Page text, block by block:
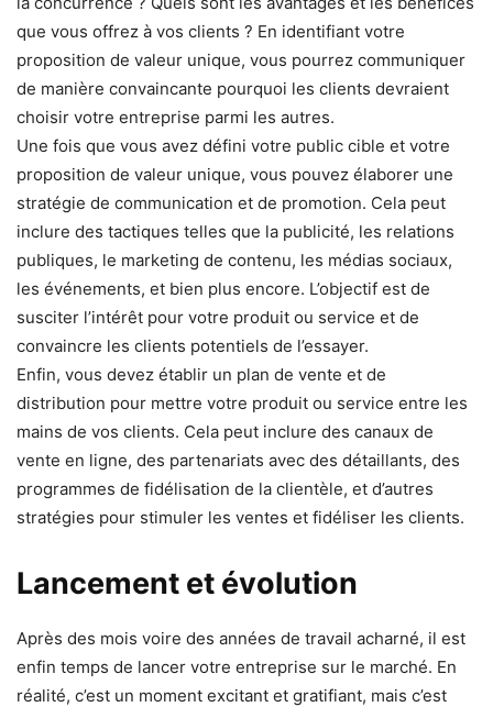
que vous offrez à vos clients ? En identifiant votre
proposition de valeur unique, vous pourrez communiquer
de manière convaincante pourquoi les clients devraient
choisir votre entreprise parmi les autres.
Une fois que vous avez défini votre public cible et votre
proposition de valeur unique, vous pouvez élaborer une
stratégie de communication et de promotion. Cela peut
inclure des tactiques telles que la publicité, les relations
publiques, le marketing de contenu, les médias sociaux,
les événements, et bien plus encore. L’objectif est de
susciter l’intérêt pour votre produit ou service et de
convaincre les clients potentiels de l’essayer.
Enfin, vous devez établir un plan de vente et de
distribution pour mettre votre produit ou service entre les
mains de vos clients. Cela peut inclure des canaux de
vente en ligne, des partenariats avec des détaillants, des
programmes de fidélisation de la clientèle, et d’autres
stratégies pour stimuler les ventes et fidéliser les clients.
Lancement et évolution
Après des mois voire des années de travail acharné, il est
enfin temps de lancer votre entreprise sur le marché. En
réalité, c’est un moment excitant et gratifiant, mais c’est